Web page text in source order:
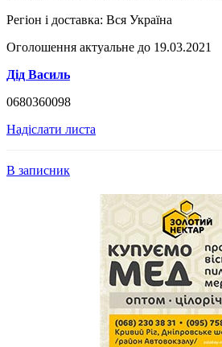
Регіон і доставка: Вся Україна
Оголошення актуальне до 19.03.2021
Дід Василь
0680360098
Надіслати листа
В записник